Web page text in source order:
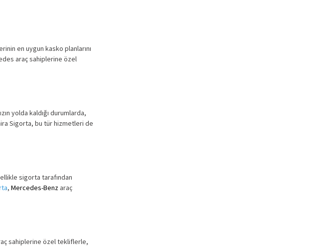
en uygun kasko planlarını
araç sahiplerine özel
yolda kaldığı durumlarda,
Sigorta, bu tür hizmetleri de
sigorta tarafından
, Mercedes-Benzaraç
sahiplerine özel tekliflerle,